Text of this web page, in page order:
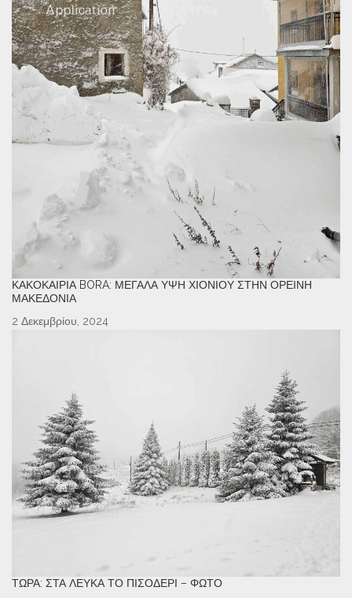
ΚΑΚΟΚΑΙΡΊΑ BORA: ΜΕΓΆΛΑ ΎΨΗ ΧΙΟΝΙΟΎ ΣΤΗΝ ΟΡΕΙΝΉ
ΜΑΚΕΔΟΝΊΑ
2 Δεκεμβρίου, 2024
ΤΏΡΑ: ΣΤΑ ΛΕΥΚΆ ΤΟ ΠΙΣΟΔΈΡΙ – ΦΩΤΌ